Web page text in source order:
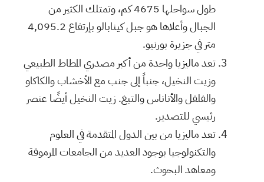
طول سواحلها 4675كم، وتمتلك الكثير من
الجبال وأعلاها هو جبل كينابالو بإرتفاع4,095.2
متر في جزيرة بورنيو.
تعد ماليزيا واحدة من أكبر مصدري المطاط الطبيعي
وزيت النخيل، جنباً إلى جنب مع الأخشاب والكاكاو
والفلفل والأناناس والتبغ. زيت النخيل أيضًا عنصر
رئيسي للتصدير.
تعد ماليزيا من بين الدول المتقدمة في العلوم
والتكنولوجيا بوجود العديد من الجامعات المرموقة
ومعاهد البحوث.